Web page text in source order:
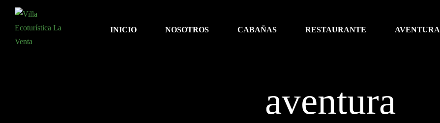
INICIO NOSOTROS CABAÑAS RESTAURANTE AVENTURA
aventura